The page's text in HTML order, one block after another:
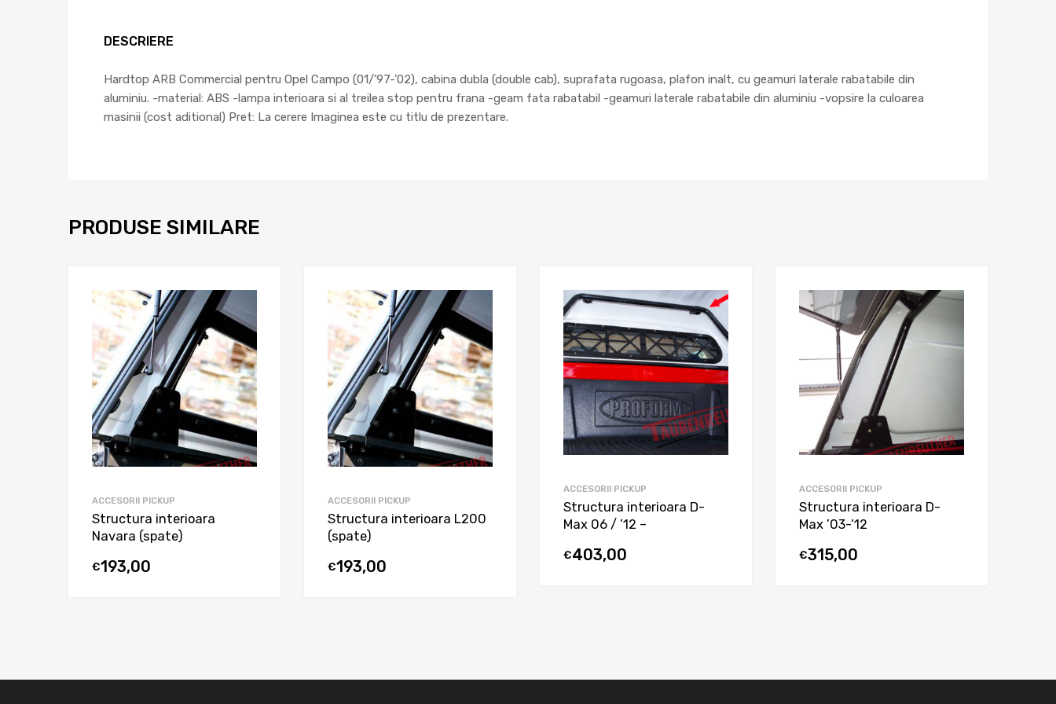
DESCRIERE
Hardtop ARB Commercial pentru Opel Campo (01/’97-’02), cabina dubla (double cab), suprafata rugoasa, plafon inalt, cu geamuri laterale rabatabile din
aluminiu. -material: ABS -lampa interioara si al treilea stop pentru frana -geam fata rabatabil -geamuri laterale rabatabile din aluminiu -vopsire la culoarea
masinii (cost aditional) Pret: La cerere Imaginea este cu titlu de prezentare.
PRODUSE SIMILARE
ACCESORII PICKUP
Structura interioara
Navara (spate)
€193,00
ACCESORII PICKUP
Structura interioara L200
(spate)
€193,00
ACCESORII PICKUP
Structura interioara D-
Max 06 / ’12 –
€403,00
ACCESORII PICKUP
Structura interioara D-
Max ’03-’12
€315,00